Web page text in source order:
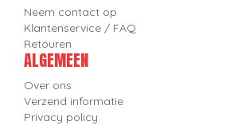
Neem contact op
Klantenservice / FAQ
Retouren
ALGEMEEN
Over ons
Verzend informatie
Privacy policy